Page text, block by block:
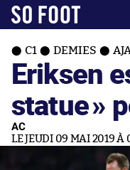
C1 DEMIES
Eriksen
statue»
AC
LE JEUDI 09 MAI 2019 À